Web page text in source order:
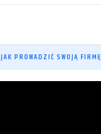
JAK PROWADZIĆ SWOJĄ FIRMĘ